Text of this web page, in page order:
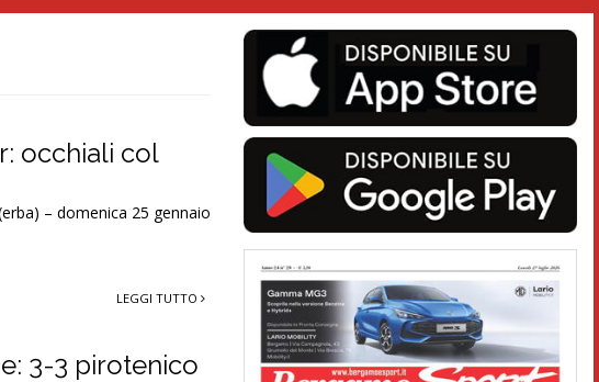
occhiali col
– domenica 25 gennaio
LEGGI TUTTO
3-3 pirotenico